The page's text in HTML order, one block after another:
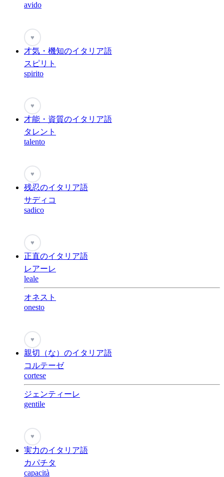
avido
♥
才気・機知のイタリア語
スピリト
spirito
♥
才能・資質のイタリア語
タレント
talento
♥
残忍のイタリア語
サディコ
sadico
♥
正直のイタリア語
レアーレ
leale
オネスト
onesto
♥
親切（な）のイタリア語
コルテーゼ
cortese
ジェンティーレ
gentile
♥
実力のイタリア語
カパチタ
capacità